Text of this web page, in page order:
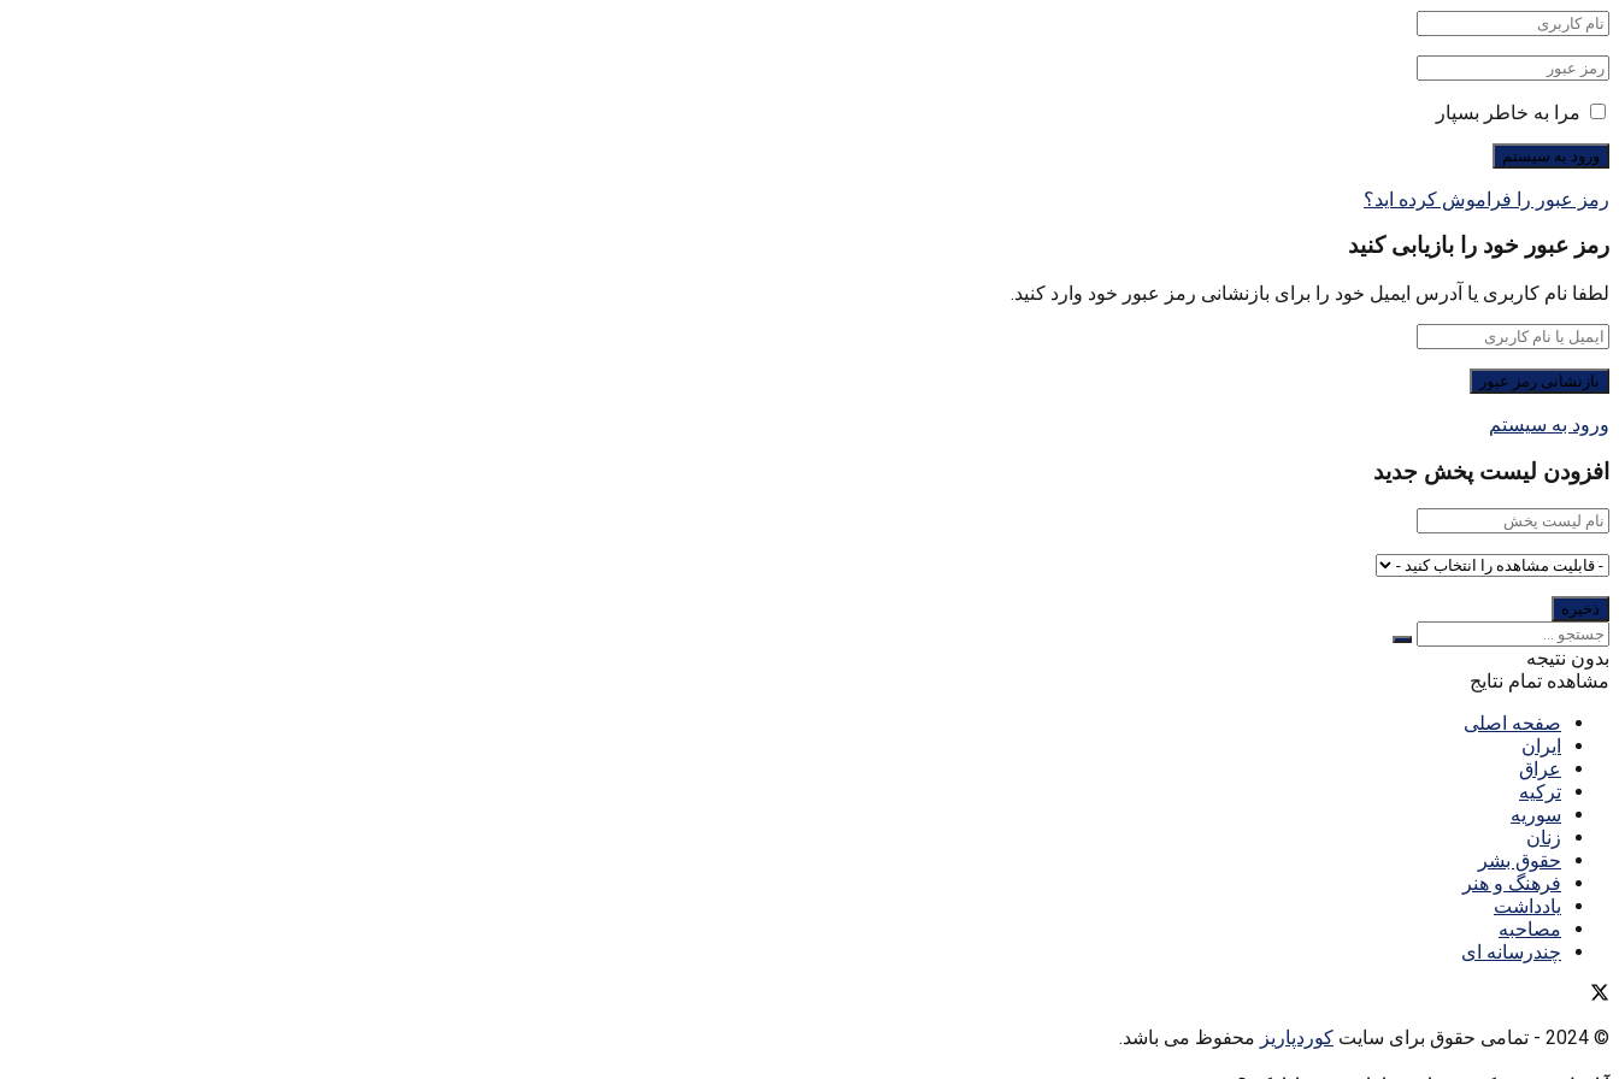
مرا به خاطر بسپار
رمز عبور را فراموش کرده اید؟
رمز عبور خود را بازیابی کنید
لطفا نام کاربری یا آدرس ایمیل خود را برای بازنشانی رمز عبور خود وارد کنید.
ورود به سیستم
افزودن لیست پخش جدید
بدون نتیجه
مشاهده تمام نتایج
صفحه اصلی
ایران
عراق
ترکیه
سوریه
زنان
حقوق بشر
فرهنگ و هنر
یادداشت
مصاحبه
چندرسانه ای
© 2024 - تمامی حقوق برای سایت کوردپاریز محفوظ می باشد.